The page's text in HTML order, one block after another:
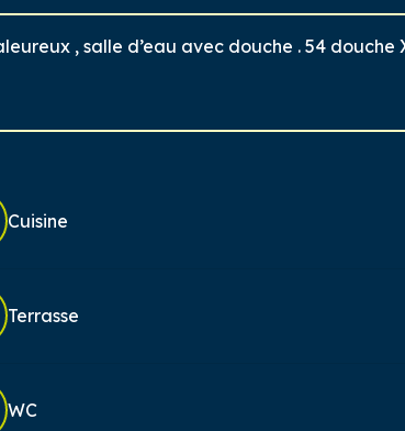
, salle d’eau avec douche . 54 douche
Cuisine
Terrasse
WC